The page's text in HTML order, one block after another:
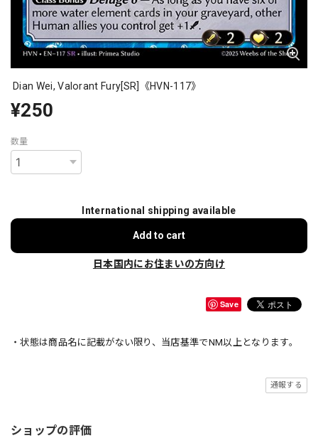
Dian Wei, Valorant Fury[SR]《HVN-117》
¥250
数量
International shipping available
Add to cart
日本国内にお住まいの方向け
Save
・状態は商品名に記載がない限り、当店基準でNM以上となります。
通報する
ショップの評価